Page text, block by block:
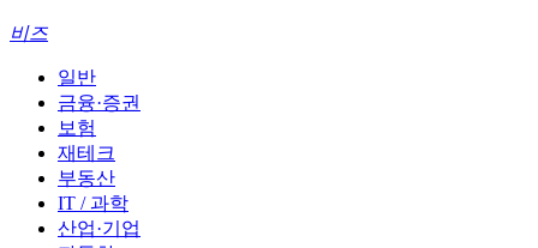
비즈
일반
금융·증권
보험
재테크
부동산
IT / 과학
산업·기업